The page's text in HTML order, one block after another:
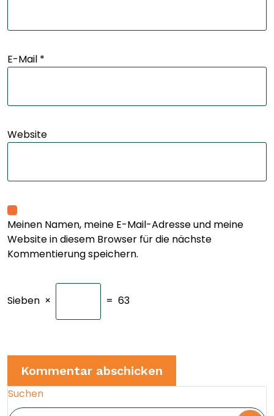
E-Mail *
Website
Meinen Namen, meine E-Mail-Adresse und meine
Website in diesem Browser für die nächste
Kommentierung speichern.
Sieben × = 63
Suchen